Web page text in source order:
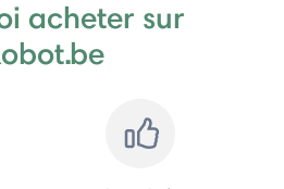
acheter sur